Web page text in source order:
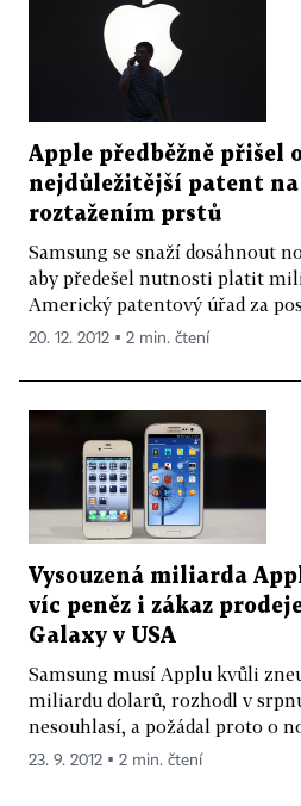
Apple předběžně přišel
nejdůležitější patent na
roztažením prstů
Samsung se snaží dosáhnout
aby předešel nutnosti platit
Americký patentový úřad za
20. 12. 2012 ▪ 2 min. čtení
Vysouzená miliarda
víc peněz i zákaz
Galaxy v USA
Samsung musí Applu kvůli
miliardu dolarů, rozhodl v
nesouhlasí, a požádal proto o
23. 9. 2012 ▪ 2 min. čtení